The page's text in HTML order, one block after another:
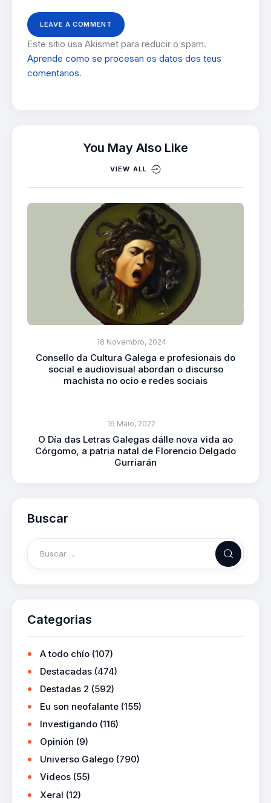
Este sitio usa Akismet para reducir o spam.
Aprende como se procesan os datos dos teus
comentarios.
You May Also Like
VIEW ALL
18 Novembro, 2024
Consello da Cultura Galega e profesionais do
social e audiovisual abordan o discurso
machista no ocio e redes sociais
16 Maio, 2022
O Día das Letras Galegas dálle nova vida ao
Córgomo, a patria natal de Florencio Delgado
Gurriarán
Buscar
Categorias
A todo chío (107)
Destacadas (474)
Destadas 2 (592)
Eu son neofalante (155)
Investigando (116)
Opinión (9)
Universo Galego (790)
Videos (55)
Xeral (12)